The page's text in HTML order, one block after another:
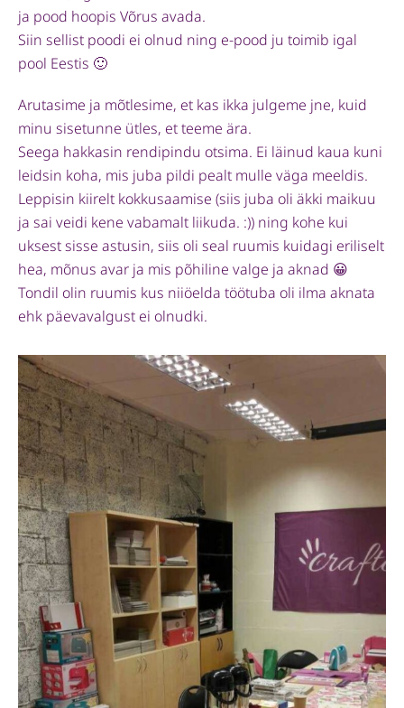
ja pood hoopis Võrus avada.
Siin sellist poodi ei olnud ning e-pood ju toimib igal
pool Eestis 🙂
Arutasime ja mõtlesime, et kas ikka julgeme jne, kuid
minu sisetunne ütles, et teeme ära.
Seega hakkasin rendipindu otsima. Ei läinud kaua kuni
leidsin koha, mis juba pildi pealt mulle väga meeldis.
Leppisin kiirelt kokkusaamise (siis juba oli äkki maikuu
ja sai veidi kene vabamalt liikuda. :)) ning kohe kui
uksest sisse astusin, siis oli seal ruumis kuidagi eriliselt
hea, mõnus avar ja mis põhiline valge ja aknad 😀
Tondil olin ruumis kus niiöelda töötuba oli ilma aknata
ehk päevavalgust ei olnudki.